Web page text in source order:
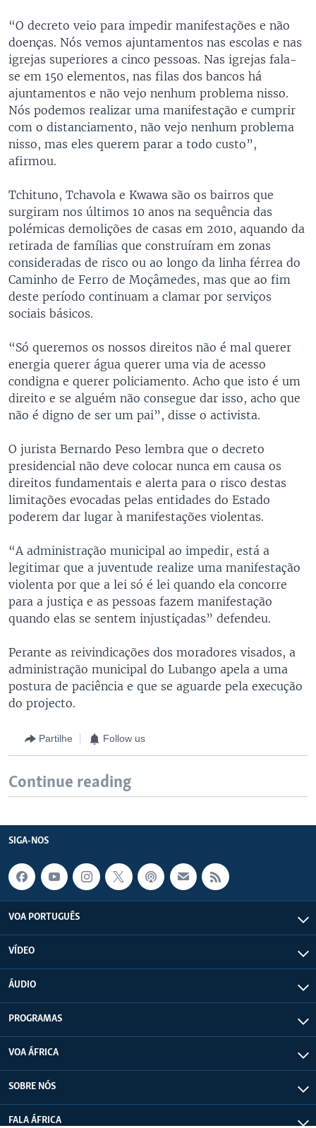
“O decreto veio para impedir manifestações e não
doenças. Nós vemos ajuntamentos nas escolas e nas
igrejas superiores a cinco pessoas. Nas igrejas fala-
se em 150 elementos, nas filas dos bancos há
ajuntamentos e não vejo nenhum problema nisso.
Nós podemos realizar uma manifestação e cumprir
com o distanciamento, não vejo nenhum problema
nisso, mas eles querem parar a todo custo”,
afirmou.
Tchituno, Tchavola e Kwawa são os bairros que
surgiram nos últimos 10 anos na sequência das
polémicas demolições de casas em 2010, aquando da
retirada de famílias que construíram em zonas
consideradas de risco ou ao longo da linha férrea do
Caminho de Ferro de Moçâmedes, mas que ao fim
deste período continuam a clamar por serviços
sociais básicos.
“Só queremos os nossos direitos não é mal querer
energia querer água querer uma via de acesso
condigna e querer policiamento. Acho que isto é um
direito e se alguém não consegue dar isso, acho que
não é digno de ser um pai”, disse o activista.
O jurista Bernardo Peso lembra que o decreto
presidencial não deve colocar nunca em causa os
direitos fundamentais e alerta para o risco destas
limitações evocadas pelas entidades do Estado
poderem dar lugar à manifestações violentas.
“A administração municipal ao impedir, está a
legitimar que a juventude realize uma manifestação
violenta por que a lei só é lei quando ela concorre
para a justiça e as pessoas fazem manifestação
quando elas se sentem injustiçadas” defendeu.
Perante as reivindicações dos moradores visados, a
administração municipal do Lubango apela a uma
postura de paciência e que se aguarde pela execução
do projecto.
Partilhe Follow us
Continue reading
SIGA-NOS
VOA PORTUGUÊS
VÍDEO
ÁUDIO
PROGRAMAS
VOA ÁFRICA
SOBRE NÓS
FALA ÁFRICA